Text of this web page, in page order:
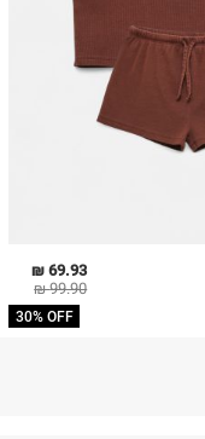
69.93 ₪
99.90 ₪
30% OFF